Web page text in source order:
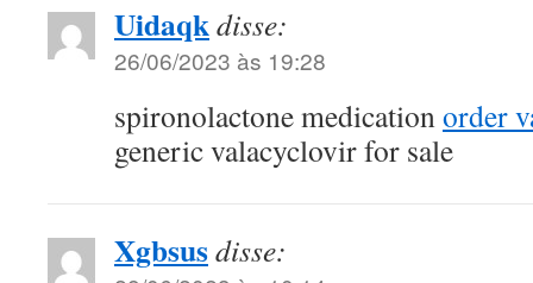
Uidaqkdisse:
26/06/2023 às 19:28
spironolactone medicationorder
generic valacyclovir for sale
Xgbsusdisse: